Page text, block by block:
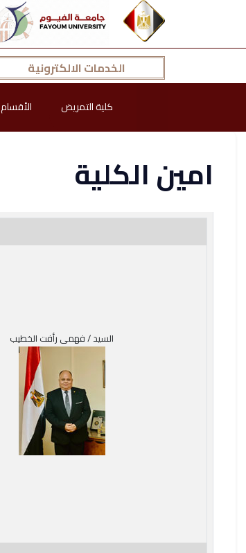
الخدمات الالكترونية
كلية التمريض الأقسام
امين الكلية
السيد / فهمى رأفت الخطيب